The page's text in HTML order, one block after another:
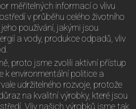
měřitelných informací o vlivu
v průběhu celého životního
používání, jakými jsou
a vody, produkce odpadů, vliv
proto jsme zvolili aktivní přístup
k environmentální politice a
udržitelného rozvoje, protože
na kvalitní výrobky, které jsou
Vliv našich výrobků jsme tak